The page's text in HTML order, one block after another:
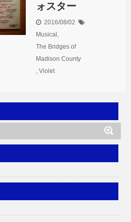
ォスター
2016/08/02
Musical ,
The Bridges of
Madison County
, Violet